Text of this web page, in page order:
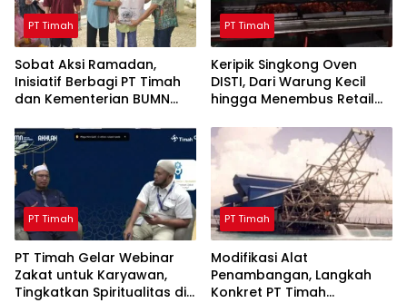
PT Timah
Sobat Aksi Ramadan,
Inisiatif Berbagi PT Timah
dan Kementerian BUMN
PT Timah
Keripik Singkong Oven
DISTI, Dari Warung Kecil
hingga Menembus Retail
PT Timah
PT Timah
PT Timah Gelar Webinar
Zakat untuk Karyawan,
Tingkatkan Spiritualitas di
PT Timah
Modifikasi Alat
Penambangan, Langkah
Konkret PT Timah